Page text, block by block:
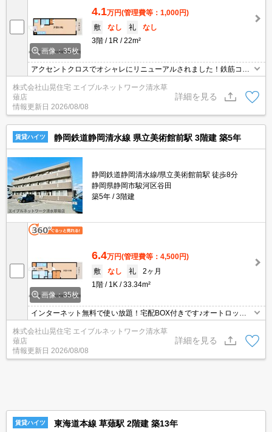
画像：35枚
4.1万円(管理費等：1,000円)
敷
なし 礼
なし
3階
1R 22m²
アクセントクロスでオシャレにリニューアルされました！鉄筋コン
クリート造のマンションタイプですので安心感がございます♪駐車場
一台無料で付いておりますので、社会人様にもオススメですよ！イ
ンターネット無料です。可動式の収納ですのでお好きなようにレイ
アウト出来ます(^^)
株式会社山晃住宅 エイブルネットワーク清水草
薙店
情報更新日 2026/08/08
詳細を見る
賃貸ハイツ 静岡鉄道静岡清水線 県立美術館前駅 3階建 築5年
静岡鉄道静岡清水線/県立美術館前駅 徒歩8分
静岡県静岡市駿河区谷田
築5年
3階建
画像：35枚
6.4万円(管理費等：4,500円)
敷
なし 礼
2ヶ月
1階
1K 33.34m²
インターネット無料で使い放題！宅配BOX付きです♪オートロッ
ク、2口コンロ付きのキッチン！スーパーやコンビニも徒歩圏内と
なっていて生活に便利な場所ですよ～！照明器具も付いていますし
エアコンももちろん付いています♪浴室乾燥機、追い焚き、ウォシュ
レットも完備！！お早めにお問い合わせください！一人暮らしを始
めるならココ！
株式会社山晃住宅 エイブルネットワーク清水草
薙店
情報更新日 2026/08/08
詳細を見る
賃貸ハイツ 東海道本線 草薙駅 2階建 築13年